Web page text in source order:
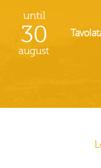
until
30
august